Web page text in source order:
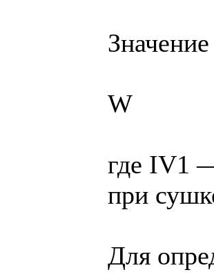
W
где IV1
при
Для